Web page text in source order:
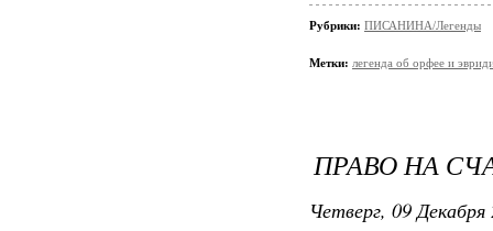
Рубрики: ПИСАНИНА/Легенды
Метки: легенда об орфее и
ПРАВО НА
Четверг, 09